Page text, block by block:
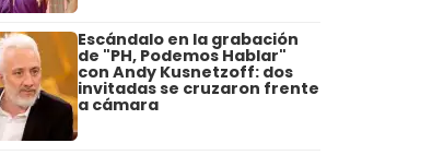
Escándalo en la grabación
de "PH, Podemos Hablar"
con Andy Kusnetzoff: dos
invitadas se cruzaron frente
a cámara